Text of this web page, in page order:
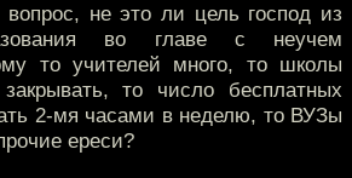
вопрос, не это ли цель господ из
во главе с неучем
то учителей много, то школы
то число бесплатных
2-мя часами в неделю, то ВУЗы
ереси?